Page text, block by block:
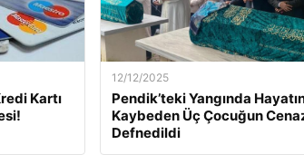
Kartı
12/12/2025
Pendik’teki Yangında
Kaybeden Üç Çocuğun
Defnedildi